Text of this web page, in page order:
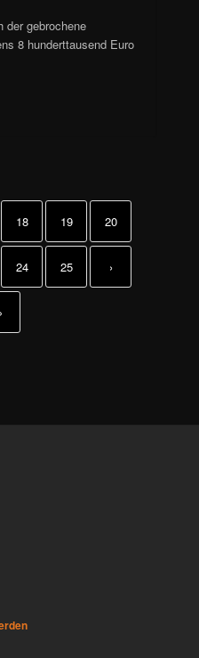
der gebrochene
8 hunderttausend Euro
18 19 20
24 25 ›